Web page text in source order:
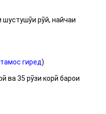
шустушӯи рӯй, найчаи
гиред)
ва 35 рӯзи корӣ барои